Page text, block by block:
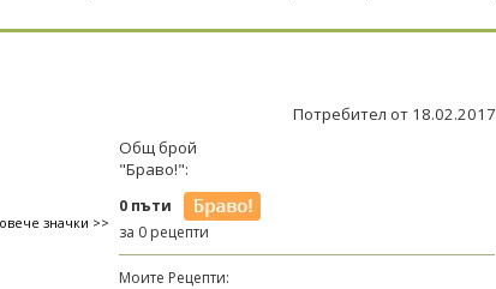
Потребител от 18.02.2017
значки >>
Общ брой
"Браво!":
0 пъти
за 0 рецепти
Моите Рецепти: